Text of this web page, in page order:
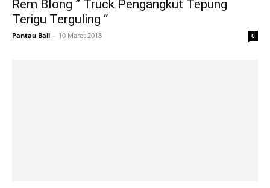
Rem Blong ” Truck Pengangkut Tepung
Terigu Terguling “
Pantau Bali - 10 Maret 2018 0